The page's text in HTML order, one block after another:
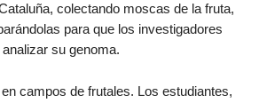
colectando moscas de la fruta,
para que los investigadores
su genoma.
campos de frutales. Los estudiantes,